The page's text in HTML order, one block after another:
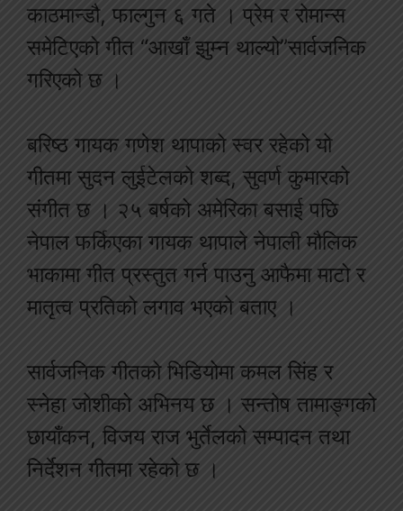
काठमान्डौ, फाल्गुन ६ गते । प्रेम र रोमान्स
समेटिएको गीत “आखाँ झुम्न थाल्यो”सार्वजनिक
गरिएको छ ।
बरिष्ठ गायक गणेश थापाको स्वर रहेको यो
गीतमा सुदन लुईटेलको शब्द, सुवर्ण कुमारको
संगीत छ । २५ बर्षको अमेरिका बसाई पछि
नेपाल फर्किएका गायक थापाले नेपाली मौलिक
भाकामा गीत प्रस्तुत गर्न पाउनु आफैमा माटो र
मातृत्व प्रतिको लगाव भएको बताए ।
सार्वजनिक गीतको भिडियोमा कमल सिंह र
स्नेहा जोशीको अभिनय छ । सन्तोष तामाङ्गको
छायाँकन, विजय राज भुर्तेलको सम्पादन तथा
निर्देशन गीतमा रहेको छ ।